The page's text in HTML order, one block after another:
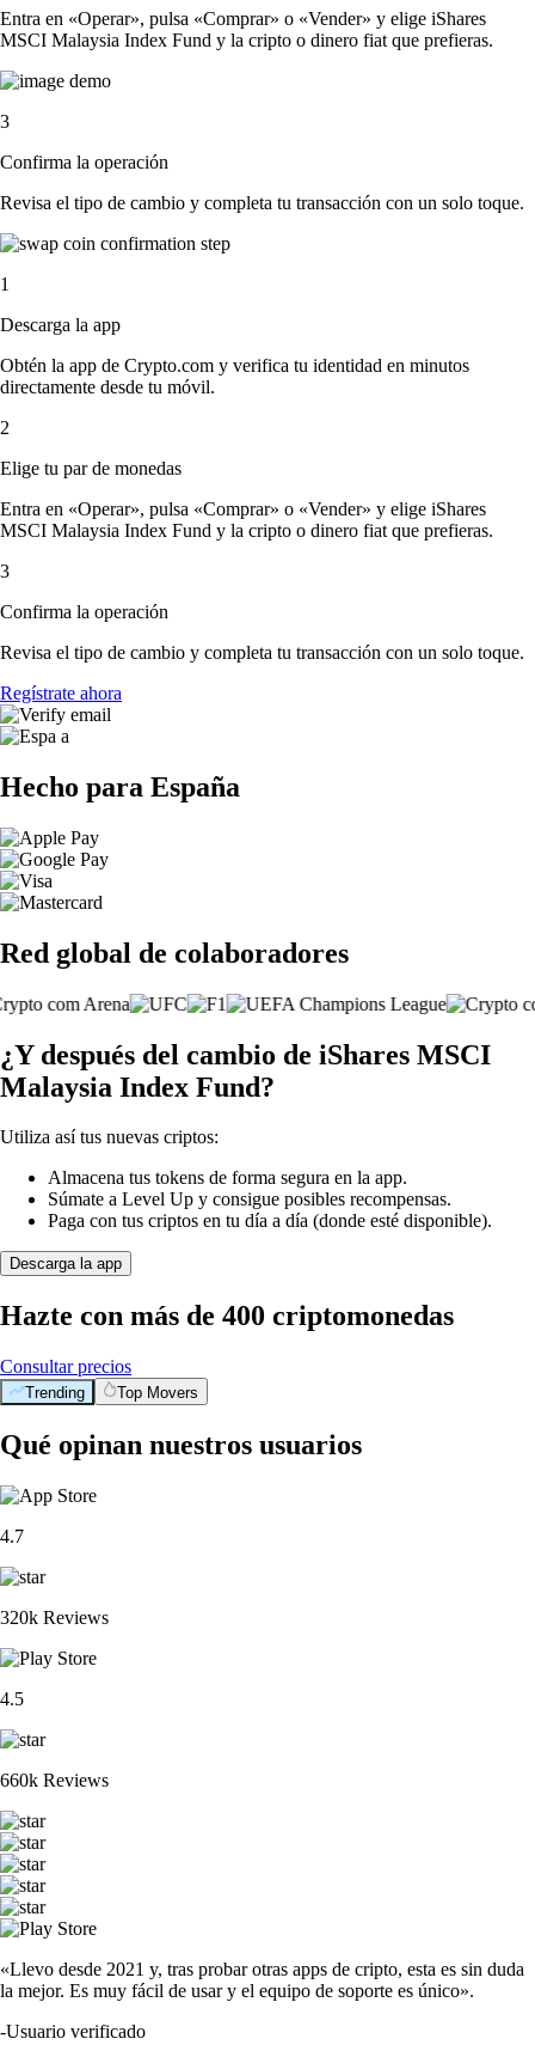
Entra en «Operar», pulsa «Comprar» o «Vender» y elige iShares
MSCI Malaysia Index Fund y la cripto o dinero fiat que prefieras.
3
Confirma la operación
Revisa el tipo de cambio y completa tu transacción con un solo toque.
1
Descarga la app
Obtén la app de Crypto.com y verifica tu identidad en minutos
directamente desde tu móvil.
2
Elige tu par de monedas
Entra en «Operar», pulsa «Comprar» o «Vender» y elige iShares
MSCI Malaysia Index Fund y la cripto o dinero fiat que prefieras.
3
Confirma la operación
Revisa el tipo de cambio y completa tu transacción con un solo toque.
Regístrate ahora
Hecho para España
Red global de colaboradores
¿Y después del cambio de iShares MSCI
Malaysia Index Fund?
Utiliza así tus nuevas criptos:
Almacena tus tokens de forma segura en la app.
Súmate a Level Up y consigue posibles recompensas.
Paga con tus criptos en tu día a día (donde esté disponible).
Descarga la app
Hazte con más de 400 criptomonedas
Consultar precios
Trending Top Movers
Qué opinan nuestros usuarios
4.7
320k Reviews
4.5
660k Reviews
«Llevo desde 2021 y, tras probar otras apps de cripto, esta es sin duda
la mejor. Es muy fácil de usar y el equipo de soporte es único».
-Usuario verificado